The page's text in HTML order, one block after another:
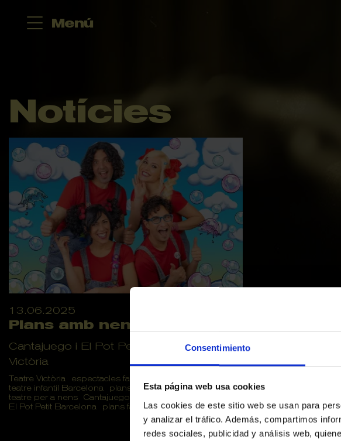
Consentimiento
Esta página web usa cookies
Las cookies de este sitio web se usan para
y analizar el tráfico. Además, compartimos
redes sociales, publicidad y análisis web,
Menú
Notícies
13.06.2025
Plans amb nens a Barcelona
Cantajuego i El Pot Petit arriben al Teatre
Victòria
Teatre Victòria
espectacles familiars
teatre infantil Barcelona
plans amb nens
teatre per a nens
Cantajuego Barcelona
El Pot Petit Barcelona
plans familiars plans en familia